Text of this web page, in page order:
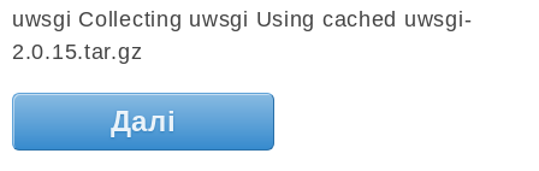
uwsgi Collecting uwsgi Using cached uwsgi-
2.0.15.tar.gz
Далі